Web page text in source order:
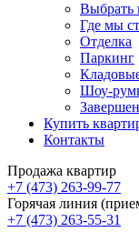
Выбрать
Где мы
Отделка
Паркинг
Шоу-
Купить
Контакты
Продажа квартир
+7 (473) 263-99-77
Горячая линия
+7 (473) 263-55-31